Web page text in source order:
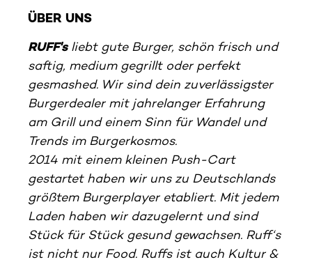
ÜBER UNS
RUFF'sliebt gute Burger, schön frisch und
saftig, medium gegrillt oder perfekt
gesmashed. Wir sind dein zuverlässigster
Burgerdealer mit jahrelanger Erfahrung
am Grill und einem Sinn für Wandel und
Trends im Burgerkosmos.
2014 mit einem kleinen Push-Cart
gestartet haben wir uns zu Deutschlands
größtem Burgerplayer etabliert. Mit jedem
Laden haben wir dazugelernt und sind
Stück für Stück gesund gewachsen. Ruff‘s
ist nicht nur Food. Ruffs ist auch Kultur &